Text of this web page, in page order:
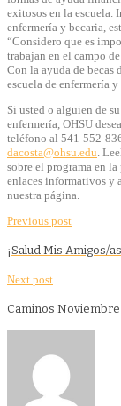
exitosos en la escuela.
enfermería y becaria,
“Considero que es
trabajan en el campo
Con la ayuda de becas
escuela de enfermería
Si usted o alguien de
enfermería, OHSU
teléfono al 541-552-
dacosta@ohsu.edu.
sobre el programa en la
enlaces informativos y
nuestra página.
Previous post
¡Salud Mis Amigos/
Next post
Caminos Noviembre